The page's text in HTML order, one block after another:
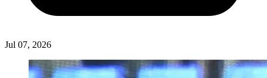
Jul 07, 2026